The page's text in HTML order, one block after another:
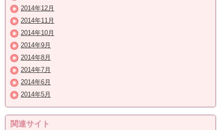
2014年12月
2014年11月
2014年10月
2014年9月
2014年8月
2014年7月
2014年6月
2014年5月
関連サイト